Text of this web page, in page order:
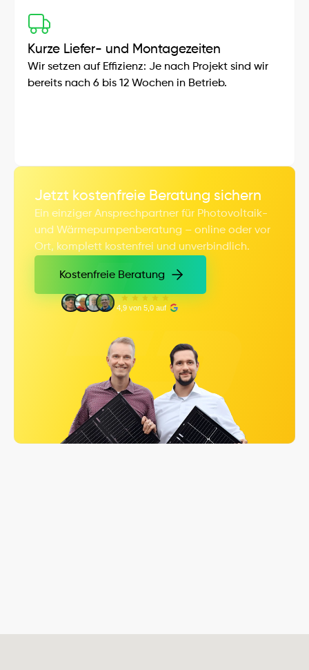
Kurze Liefer- und Montagezeiten
Wir setzen auf Effizienz: Je nach Projekt sind wir
bereits nach 6 bis 12 Wochen in Betrieb.
Jetzt kostenfreie Beratung sichern
Ein einziger Ansprechpartner für Photovoltaik-
und Wärmepumpenberatung – online oder vor
Ort, komplett kostenfrei und unverbindlich.
Kostenfreie Beratung
4,9 von 5,0 auf